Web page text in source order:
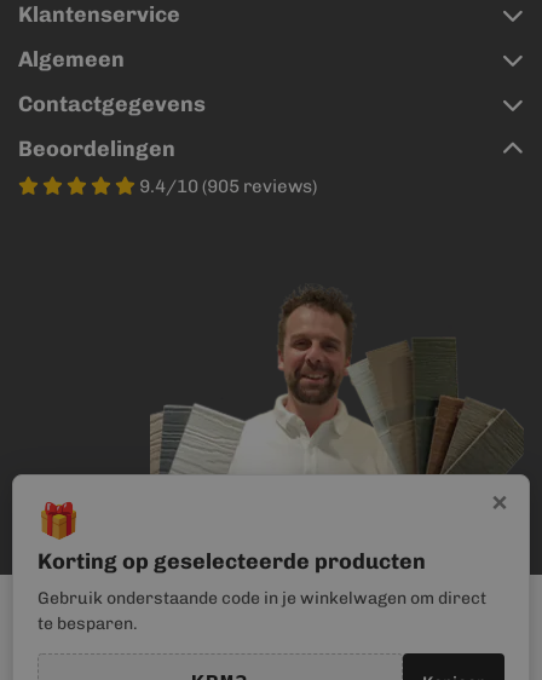
Klantenservice
Algemeen
Contactgegevens
Beoordelingen
9.4/10 (905 reviews)
×
🎁
Korting op geselecteerde producten
Gebruik onderstaande code in je winkelwagen om direct
te besparen.